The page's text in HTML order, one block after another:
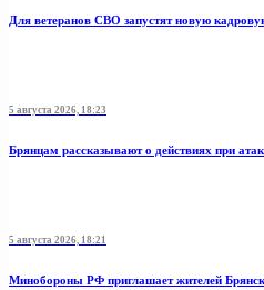
Для ветеранов СВО запустят новую
5 августа 2026, 18:23
Брянцам рассказывают о действиях при
5 августа 2026, 18:21
Минобoроны РФ приглaшaет житeлeй